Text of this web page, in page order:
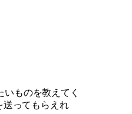
いものを教えてく
送ってもらえれ